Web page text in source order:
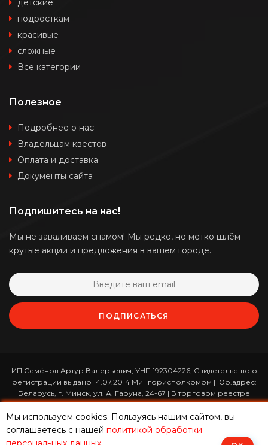
детские
подросткам
красивые
сложные
Все категории
Полезное
Подробнее о нас
Владельцам квестов
Оплата и доставка
Документы сайта
Подпишитесь на нас!
Мы не заваливаем спамом! Мы редко, но метко шлём
крутые акции и предложения в вашем городе.
ПОДПИСАТЬСЯ
ИП Семёнов Артур Валерьевич, УНП 192304226, Свидетельство о
регистрации выдано 14.07.2014 Мингорисполкомом | Юр.адрес:
Беларусь, г. Минск, ул. А. Гаруна, 24-67 | В торговом реестре
зарегистрирован 26.01.2017 за номером 365820 | Режим работы:
ежедневно с 10:00 до 19:00 (приём заказов онлайн -
круглосуточно)
Мы используем cookies. Пользуясь нашим сайтом, вы
соглашаетесь с нашей политикой обработки